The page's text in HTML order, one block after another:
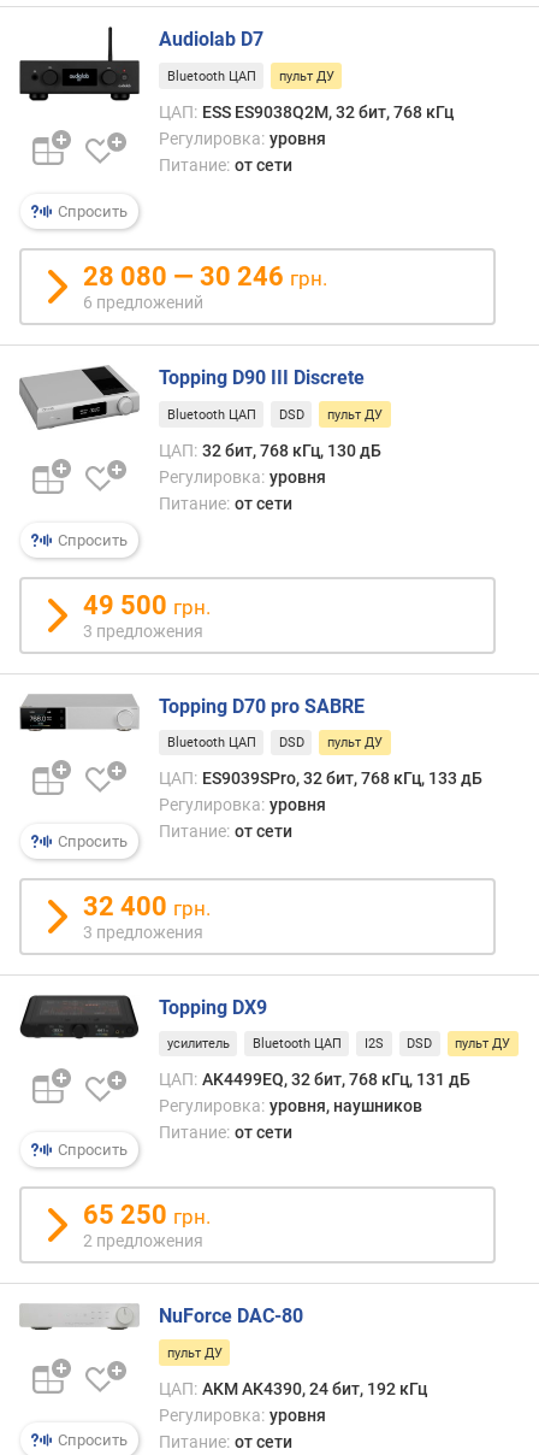
с
г
н
л
/
ш
у
м
(
)
д
и
а
м
и
ч
е
с
и
й
д
и
п
а
з
о
н
(
Б
)
к
и
ч
е
с
т
в
а
н
л
Спросить
Audiolab D7
Bluetooth ЦАП пульт ДУ
ЦАП: ESS ES9038Q2M, 32 бит, 768 кГц
Регулировка: уровня
Питание: от сети
28 080 — 30 246 грн.
6 предложений
Спросить
Topping D90 III Discrete
Bluetooth ЦАП DSD пульт ДУ
ЦАП: 32 бит, 768 кГц, 130 дБ
Регулировка: уровня
Питание: от сети
49 500 грн.
3 предложения
Спросить
Topping D70 pro SABRE
Bluetooth ЦАП DSD пульт ДУ
ЦАП: ES9039SPro, 32 бит, 768 кГц, 133 дБ
Регулировка: уровня
Питание: от сети
32 400 грн.
3 предложения
Спросить
Topping DX9
усилитель Bluetooth ЦАП I2S DSD пульт ДУ
ЦАП: AK4499EQ, 32 бит, 768 кГц, 131 дБ
Регулировка: уровня, наушников
Питание: от сети
65 250 грн.
2 предложения
Спросить
NuForce DAC-80
пульт ДУ
ЦАП: AKM AK4390, 24 бит, 192 кГц
Регулировка: уровня
Питание: от сети